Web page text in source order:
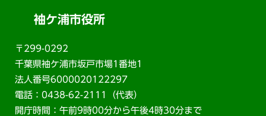
袖ケ浦市役所
〒299-0292
千葉県袖ケ浦市坂戸市場1番地1
法人番号6000020122297
電話：0438-62-2111（代表）
開庁時間：午前9時00分から午後4時30分まで